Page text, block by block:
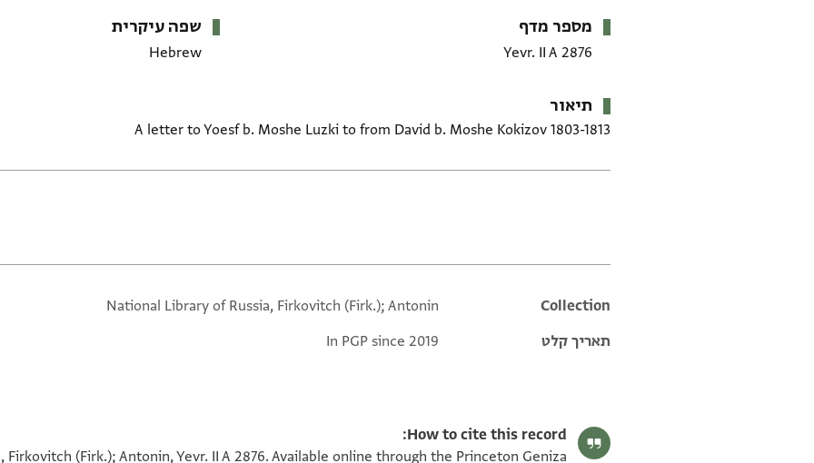
מטא-דאטא
מספר מדף
Yevr. II A 2876
שפה עיקרית
Hebrew
תיאור
A letter to Yoesf b. Moshe Luzki to from David b. Moshe Kokizov 1803-1813
Additional metadata
Collection
National Library of Russia, Firkovitch (Firk.); Antonin
תאריך קלט
In PGP since 2019
How to cite this record:
Firkovitch (Firk.); Antonin, Yevr. II A 2876. Available online through the Princeton Geniza